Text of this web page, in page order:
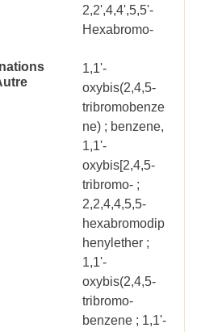
2,2',4,4',5,5'-
Hexabromo-
1,1'-
oxybis(2,4,5-
tribromobenze
ne) ; benzene,
1,1'-
oxybis[2,4,5-
tribromo- ;
2,2,4,4,5,5-
hexabromodip
henylether ;
1,1'-
oxybis(2,4,5-
tribromo-
benzene ; 1,1'-